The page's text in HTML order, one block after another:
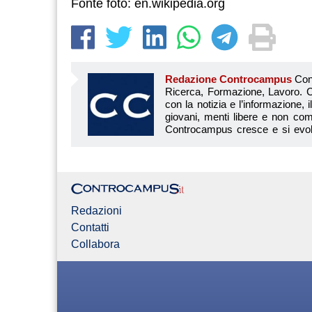
Fonte foto: en.wikipedia.org
Redazione Controcampus Controcampus è Il magazine più letto dai giovani su: Scuola, Università, Ricerca, Formazione, Lavoro. Controcampus nasce nell’ottobre 2001 con la missione di affiancare con la notizia e l’informazione, il mondo dell’istruzione e dell’università. Il suo cuore pulsante sono i giovani, menti libere e non compromesse da nessun interesse di parte. Il progetto è ambizioso e Controcampus cresce e si evolve arricchendo il proprio staff con nuovi giovani vogliosi di
Redazioni
Contatti
Collabora